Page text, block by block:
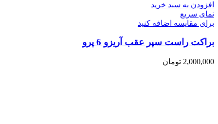
افزودن به سبد خرید
نمای سریع
برای مقایسه اضافه کنید
براکت راست سپر عقب آریزو 6 پرو
2,000,000 تومان